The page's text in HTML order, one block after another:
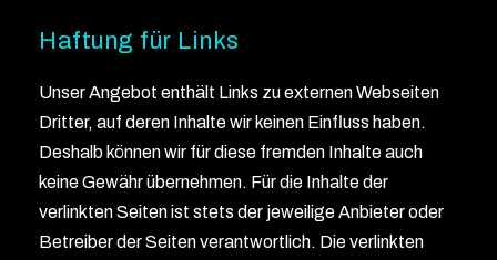
Haftung für Links
Unser Angebot enthält Links zu externen Webseiten
Dritter, auf deren Inhalte wir keinen Einfluss haben.
Deshalb können wir für diese fremden Inhalte auch
keine Gewähr übernehmen. Für die Inhalte der
verlinkten Seiten ist stets der jeweilige Anbieter oder
Betreiber der Seiten verantwortlich. Die verlinkten